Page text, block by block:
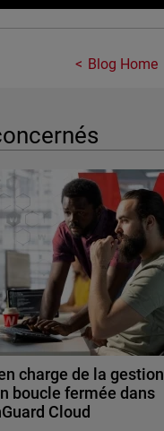
Blog Home
charge de la
boucle fermée dans
Cloud